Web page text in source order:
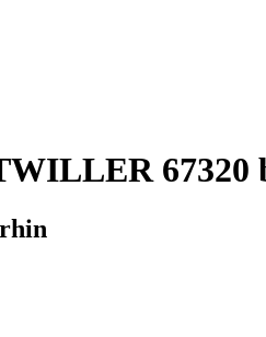
67320